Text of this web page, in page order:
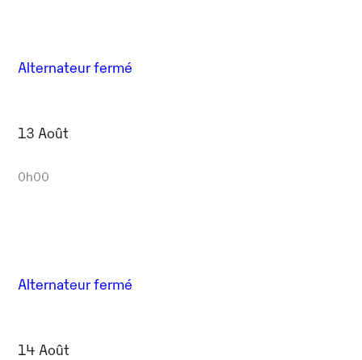
Alternateur fermé
13 Août
0h00
Alternateur fermé
14 Août